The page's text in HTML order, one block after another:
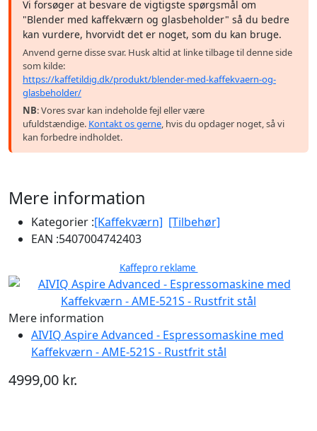
Vi forsøger at besvare de vigtigste spørgsmål om
"Blender med kaffekværn og glasbeholder" så du bedre
kan vurdere, hvorvidt det er noget, som du kan bruge.
Anvend gerne disse svar. Husk altid at linke tilbage til denne side
som kilde:
https://kaffetildig.dk/produkt/blender-med-kaffekvaern-og-
glasbeholder/
NB: Vores svar kan indeholde fejl eller være
ufuldstændige. Kontakt os gerne, hvis du opdager noget, så vi
kan forbedre indholdet.
Mere information
Kategorier :[Kaffekværn] [Tilbehør]
EAN :5407004742403
Kaffepro reklame
Mere information
AIVIQ Aspire Advanced - Espressomaskine med
Kaffekværn - AME-521S - Rustfrit stål
4999,00 kr.